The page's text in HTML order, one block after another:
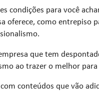
condições para você
oferece, como entrepiso
que tem
ao trazer o melhor para
conteúdos que vão